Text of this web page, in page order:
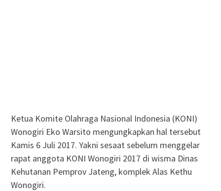
Ketua Komite Olahraga Nasional Indonesia (KONI)
Wonogiri Eko Warsito mengungkapkan hal tersebut
Kamis 6 Juli 2017. Yakni sesaat sebelum menggelar
rapat anggota KONI Wonogiri 2017 di wisma Dinas
Kehutanan Pemprov Jateng, komplek Alas Kethu
Wonogiri.